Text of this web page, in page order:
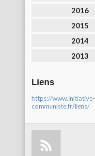
2016
2015
2014
2013
Liens
https://www.initiative-
communiste.fr/liens/